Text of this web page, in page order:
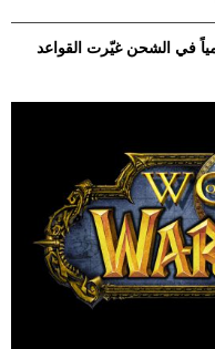
في الشحن غيّرت القواعد